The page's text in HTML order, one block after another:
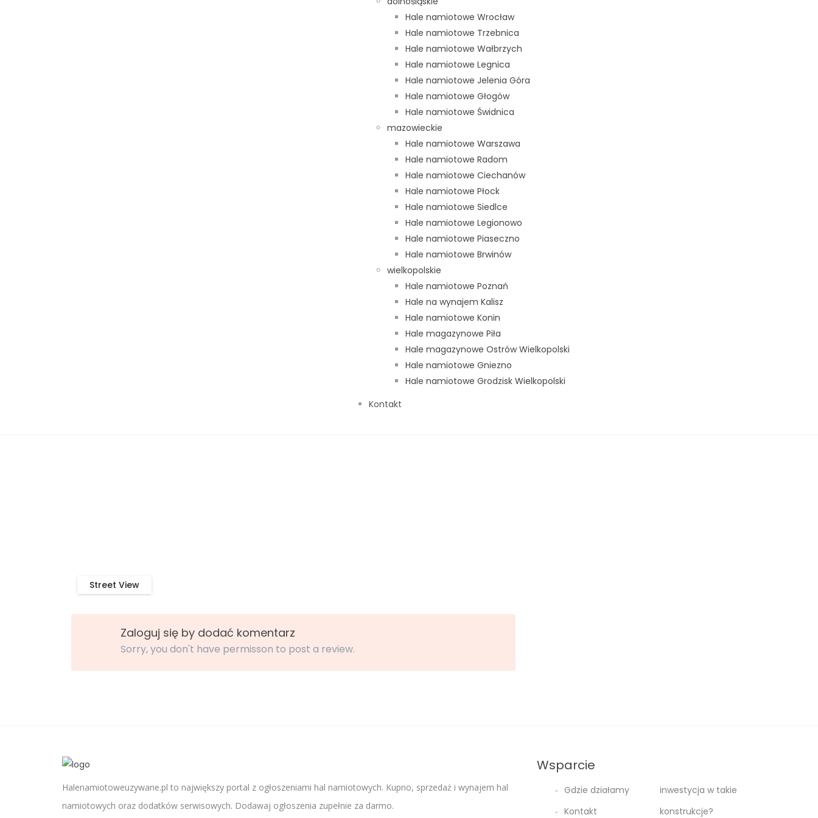
Hale namiotowe Wrocław
Hale namiotowe Trzebnica
Hale namiotowe Wałbrzych
Hale namiotowe Legnica
Hale namiotowe Jelenia Góra
Hale namiotowe Głogów
Hale namiotowe Świdnica
mazowieckie
Hale namiotowe Warszawa
Hale namiotowe Radom
Hale namiotowe Ciechanów
Hale namiotowe Płock
Hale namiotowe Siedlce
Hale namiotowe Legionowo
Hale namiotowe Piaseczno
Hale namiotowe Brwinów
wielkopolskie
Hale namiotowe Poznań
Hale na wynajem Kalisz
Hale namiotowe Konin
Hale magazynowe Piła
Hale magazynowe Ostrów Wielkopolski
Hale namiotowe Gniezno
Hale namiotowe Grodzisk Wielkopolski
Kontakt
bramy segmentowe 3x3m, 3x4m, 4x4m, 5x4m, 5x5m z napędem elektrycznym – ceny do ustalenia
Do każdej zakupionej hali otrzymują państwo dokumentację techniczną!
Sprzedajemy i wynajmujemy hale namiotowe. Potrzebujesz innej hali? Zadzwoń.
Street View
Sprawdź na mapie
Zaloguj się by dodać komentarz
Sorry, you don't have permisson to post a review.
Halenamiotoweuzywane.pl to największy portal z ogłoszeniami hal namiotowych. Kupno, sprzedaż i wynajem hal
namiotowych oraz dodatków serwisowych. Dodawaj ogłoszenia zupełnie za darmo.
Wsparcie
Gdzie działamy
Kontakt
inwestycja w takie
konstrukcje?